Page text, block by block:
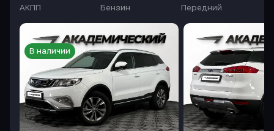
АКПП
Бензин Передний
В наличии